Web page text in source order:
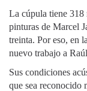
La cúpula tiene 318
pinturas de Marcel
treinta. Por eso, en
nuevo trabajo a
Sus condiciones
que sea reconocido